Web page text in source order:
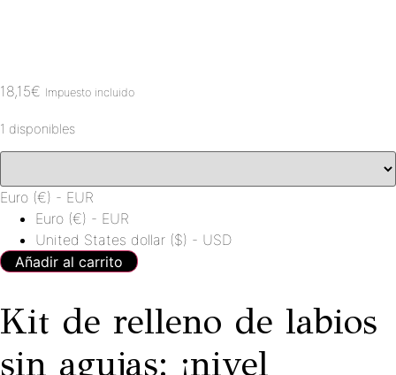
18,15€ Impuesto incluido
1 disponibles
Euro (€) - EUR
Euro (€) - EUR
United States dollar ($) - USD
Añadir al carrito
Kit de relleno de labios
sin agujas: ¡nivel